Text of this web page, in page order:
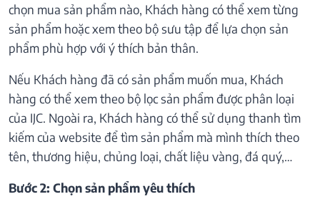
chọn mua sản phẩm nào, Khách hàng có thể xem từng
sản phẩm hoặc xem theo bộ sưu tập để lựa chọn sản
phẩm phù hợp với ý thích bản thân.
Nếu Khách hàng đã có sản phẩm muốn mua, Khách
hàng có thể xem theo bộ lọc sản phẩm được phân loại
của IJC. Ngoài ra, Khách hàng có thể sử dụng thanh tìm
kiếm của website để tìm sản phẩm mà mình thích theo
tên, thương hiệu, chủng loại, chất liệu vàng, đá quý,…
Bước 2: Chọn sản phẩm yêu thích